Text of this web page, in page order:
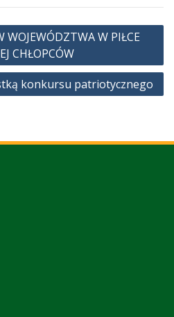
WOJEWÓDZTWA W PIŁCE
CHŁOPCÓW
konkursu patriotycznego